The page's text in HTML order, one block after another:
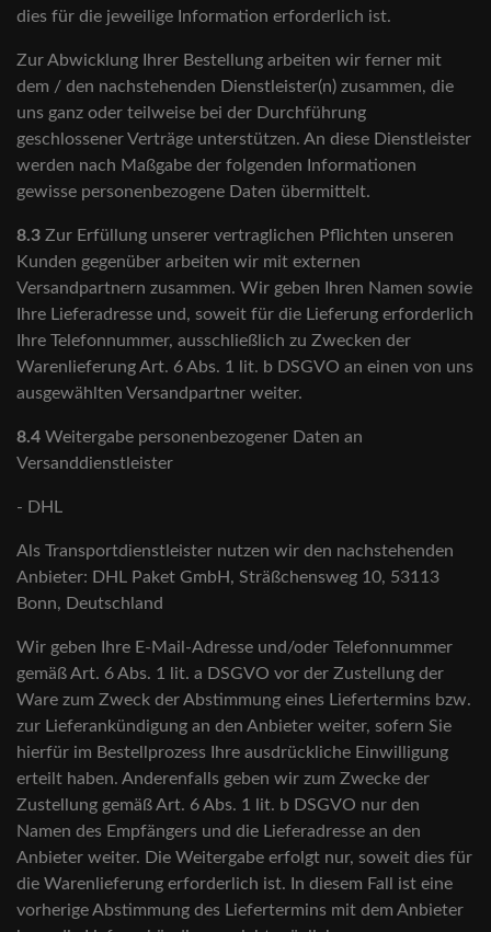
dies für die jeweilige Information erforderlich ist.
Zur Abwicklung Ihrer Bestellung arbeiten wir ferner mit
dem / den nachstehenden Dienstleister(n) zusammen, die
uns ganz oder teilweise bei der Durchführung
geschlossener Verträge unterstützen. An diese Dienstleister
werden nach Maßgabe der folgenden Informationen
gewisse personenbezogene Daten übermittelt.
8.3 Zur Erfüllung unserer vertraglichen Pflichten unseren
Kunden gegenüber arbeiten wir mit externen
Versandpartnern zusammen. Wir geben Ihren Namen sowie
Ihre Lieferadresse und, soweit für die Lieferung erforderlich
Ihre Telefonnummer, ausschließlich zu Zwecken der
Warenlieferung Art. 6 Abs. 1 lit. b DSGVO an einen von uns
ausgewählten Versandpartner weiter.
8.4 Weitergabe personenbezogener Daten an
Versanddienstleister
- DHL
Als Transportdienstleister nutzen wir den nachstehenden
Anbieter: DHL Paket GmbH, Sträßchensweg 10, 53113
Bonn, Deutschland
Wir geben Ihre E-Mail-Adresse und/oder Telefonnummer
gemäß Art. 6 Abs. 1 lit. a DSGVO vor der Zustellung der
Ware zum Zweck der Abstimmung eines Liefertermins bzw.
zur Lieferankündigung an den Anbieter weiter, sofern Sie
hierfür im Bestellprozess Ihre ausdrückliche Einwilligung
erteilt haben. Anderenfalls geben wir zum Zwecke der
Zustellung gemäß Art. 6 Abs. 1 lit. b DSGVO nur den
Namen des Empfängers und die Lieferadresse an den
Anbieter weiter. Die Weitergabe erfolgt nur, soweit dies für
die Warenlieferung erforderlich ist. In diesem Fall ist eine
vorherige Abstimmung des Liefertermins mit dem Anbieter